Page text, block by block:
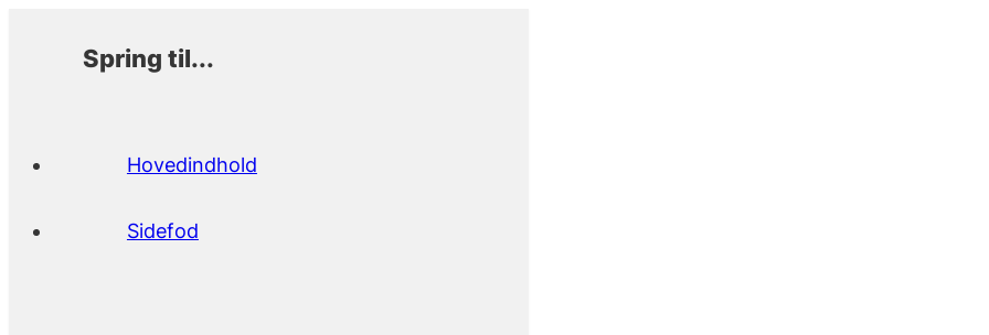
Spring til...
Hovedindhold
Sidefod